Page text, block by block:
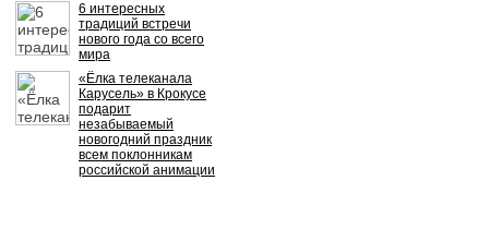
6 интересных
традиций встречи
нового года со всего
мира
«Ёлка телеканала
Карусель» в Крокусе
подарит
незабываемый
новогодний праздник
всем поклонникам
российской анимации